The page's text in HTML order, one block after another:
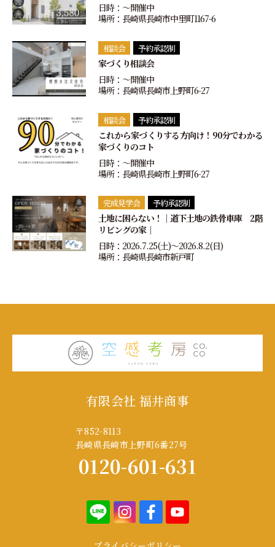
日時：〜開催中
場所：長崎県長崎市中里町1167-6
相談会 予約承認制
家づくり相談会
日時：〜開催中
場所：長崎県長崎市上野町6-27
相談会 予約承認制
これから家づくりする方向け！90分でわかる
家づくりのコト
日時：〜開催中
場所：長崎県長崎市上野町6-27
完成見学会 予約承認制
土地に困らない！｜道下土地の鉄骨車庫 2階
リビングの家｜
日時：2026.7.25(土)〜2026.8.2(日)
場所：長崎県長崎市新戸町
有限会社 福井商事
〒852-8113
長崎県長崎市上野町6番27号
0120-601-631